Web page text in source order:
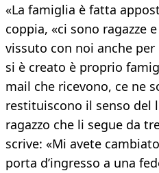
«La famiglia è fatta
coppia, «ci sono ragazze
vissuto con noi anche
si è creato è proprio
mail che ricevono, ce ne
restituiscono il senso del
ragazzo che li segue da
scrive: «Mi avete
porta d’ingresso a una